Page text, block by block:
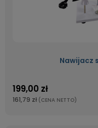
Nawijacz
199,00 zł
161,79 zł (CENA NETTO)